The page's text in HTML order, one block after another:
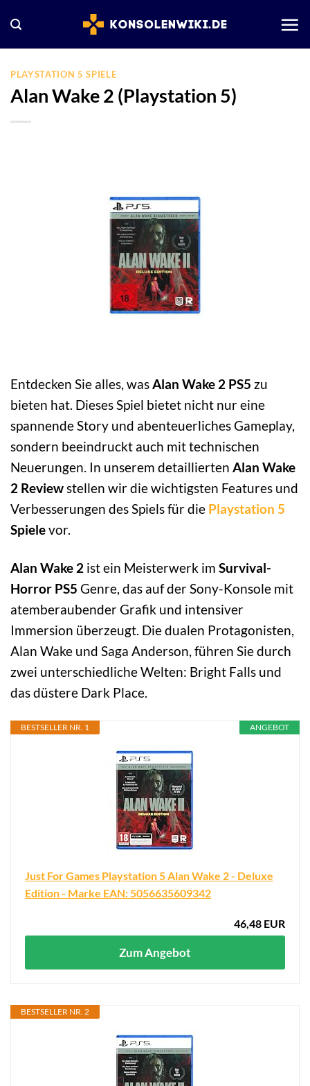
Inhalt
springen
PLAYSTATION 5 SPIELE
Alan Wake 2 (Playstation 5)
Entdecken Sie alles, wasAlan Wake 2 PS5 zu
bieten hat. Dieses Spiel bietet nicht nur eine
spannende Story und abenteuerliches Gameplay,
sondern beeindruckt auch mit technischen
Neuerungen. In unserem detaillierten Alan Wake
2 Reviewstellen wir die wichtigsten Features und
Verbesserungen des Spiels für die Playstation 5
Spielevor.
Alan Wake 2 ist ein Meisterwerk im Survival-
Horror PS5 Genre, das auf der Sony-Konsole mit
atemberaubender Grafik und intensiver
Immersion überzeugt. Die dualen Protagonisten,
Alan Wake und Saga Anderson, führen Sie durch
zwei unterschiedliche Welten: Bright Falls und
das düstere Dark Place.
ANGEBOT
BESTSELLER NR. 1
Just For Games Playstation 5 Alan Wake 2 - Deluxe
Edition - Marke EAN: 5056635609342
46,48 EUR
Zum Angebot
BESTSELLER NR. 2